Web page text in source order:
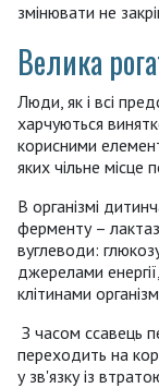
змінювати не
Велика
Люди, як і всі
харчуються
корисними
яких чільне місце
В організмі
ферменту –
вуглеводи:
джерелами
клітинами
З часом ссавець
переходить на
у зв'язку із